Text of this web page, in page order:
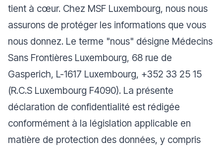
tient à cœur. Chez MSF Luxembourg, nous nous
assurons de protéger les informations que vous
nous donnez. Le terme "nous" désigne Médecins
Sans Frontières Luxembourg, 68 rue de
Gasperich, L-1617 Luxembourg, +352 33 25 15
(R.C.S Luxembourg F4090). La présente
déclaration de confidentialité est rédigée
conformément à la législation applicable en
matière de protection des données, y compris